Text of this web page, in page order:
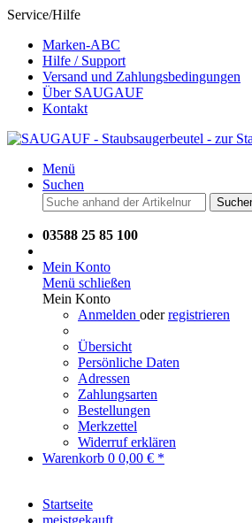
Service/Hilfe
Marken-ABC
Hilfe / Support
Versand und Zahlungsbedingungen
Über SAUGAUF
Kontakt
Menü
Suchen
03588 25 85 100
Mein Konto
Menü schließen
Mein Konto
Anmelden oderregistrieren
Übersicht
Persönliche Daten
Adressen
Zahlungsarten
Bestellungen
Merkzettel
Widerruf erklären
Warenkorb 0 0,00 € *
Startseite
meistgekauft